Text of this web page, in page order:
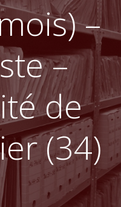
–
–
de
(34)